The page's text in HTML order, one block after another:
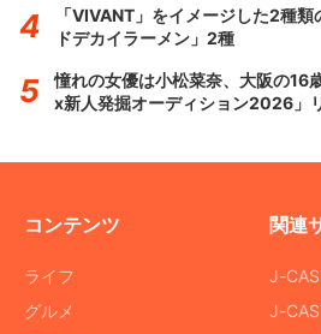
「VIVANT」をイメージした2種
ドデカイラーメン」2種
憧れの女優は小松菜奈、大阪の
x新人発掘オーディション2026」
コンテンツ
ライフ
グルメ
関連
J-
J-